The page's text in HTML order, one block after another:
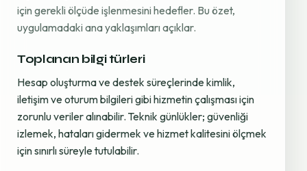
için gerekli ölçüde işlenmesini hedefler. Bu özet,
uygulamadaki ana yaklaşımları açıklar.
Toplanan bilgi türleri
Hesap oluşturma ve destek süreçlerinde kimlik,
iletişim ve oturum bilgileri gibi hizmetin çalışması için
zorunlu veriler alınabilir. Teknik günlükler; güvenliği
izlemek, hataları gidermek ve hizmet kalitesini ölçmek
için sınırlı süreyle tutulabilir.